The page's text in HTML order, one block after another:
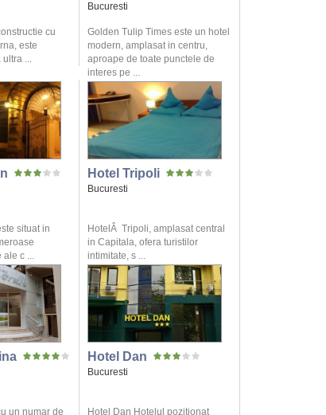
cu
este
...
Bucuresti
Golden Tulip Times este un hotel
modern, amplasat in centru,
aproape de toate punctele de
interes pe ...
situat in
ale c ...
Hotel Tripoli
Bucuresti
HotelÂ Tripoli, amplasat central
in Capitala, ofera turistilor
intimitate, s ...
un numar de
Hotel Dan
Bucuresti
Hotel Dan Hotelul pozitionat